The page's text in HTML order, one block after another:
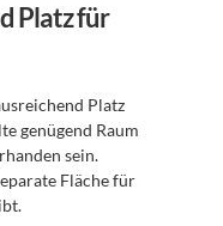
Platz für
Platz
genügend Raum
sein.
Fläche für